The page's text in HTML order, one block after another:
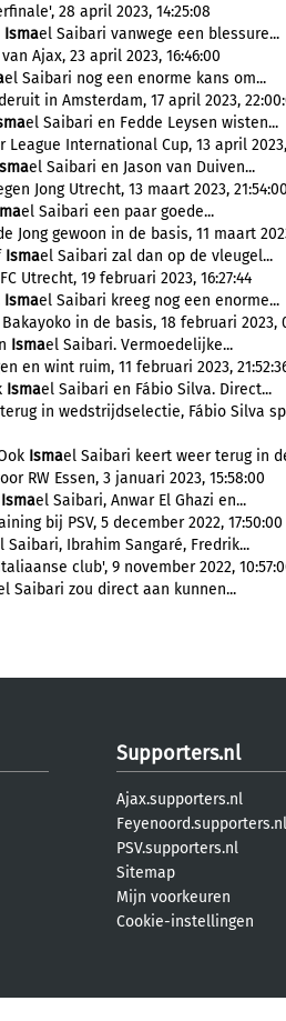
28 april 2023, 14:25:08
Ismael Saibari vanwege een blessure...
Ajax, 23 april 2023, 16:46:00
el Saibari nog een enorme kans om...
in Amsterdam, 17 april 2023,
el Saibari en Fedde Leysen wisten...
International Cup, 13 april
el Saibari en Jason van Duiven...
Jong Utrecht, 13 maart 2023, 21:54:00
el Saibari een paar goede...
gewoon in de basis, 11 maart
Ismael Saibari zal dan op de vleugel...
Utrecht, 19 februari 2023, 16:27:44
Ismael Saibari kreeg nog een enorme...
in de basis, 18 februari 2023,
Ismael Saibari. Vermoedelijke...
en wint ruim, 11 februari 2023,
Ismael Saibari en Fábio Silva. Direct...
in wedstrijdselectie, Fábio Silva
Ismael Saibari keert weer terug in
RW Essen, 3 januari 2023, 15:58:00
Ismael Saibari, Anwar El Ghazi en...
bij PSV, 5 december 2022, 17:50:00
Saibari, Ibrahim Sangaré, Fredrik...
club', 9 november 2022,
Saibari zou direct aan kunnen...
Supporters.nl
Ajax.supporters.nl
Feyenoord.supporters.nl
PSV.supporters.nl
Sitemap
Mijn voorkeuren
Cookie-instellingen